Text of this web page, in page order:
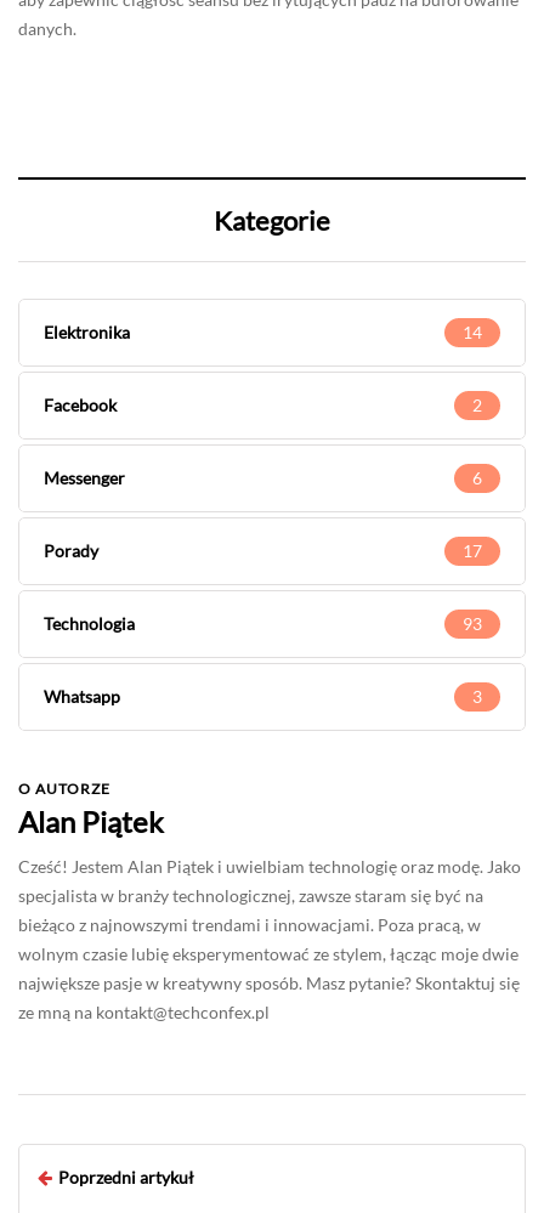
danych.
Kategorie
Elektronika 14
Facebook 2
Messenger 6
Porady 17
Technologia 93
Whatsapp 3
O AUTORZE
Alan Piątek
Cześć! Jestem Alan Piątek i uwielbiam technologię oraz modę. Jako
specjalista w branży technologicznej, zawsze staram się być na
bieżąco z najnowszymi trendami i innowacjami. Poza pracą, w
wolnym czasie lubię eksperymentować ze stylem, łącząc moje dwie
największe pasje w kreatywny sposób. Masz pytanie? Skontaktuj się
ze mną na kontakt@techconfex.pl
Poprzedni artykuł